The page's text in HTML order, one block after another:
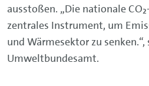
ausstoßen. „Die nationale
zentrales Instrument, um
und Wärmesektor zu senken.“,
Umweltbundesamt.